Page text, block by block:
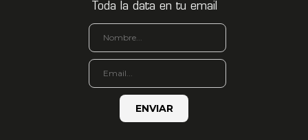
Toda la data en tu email